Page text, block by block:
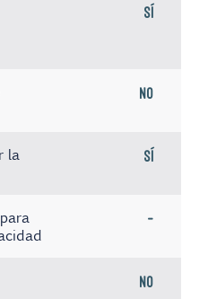
Sí
No
la
Sí
-
No